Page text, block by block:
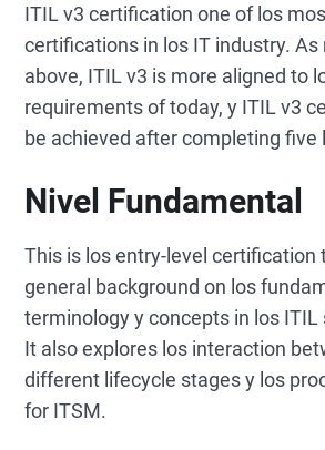
ITIL v3 certification one of los
certifications in los IT industry. As
above, ITIL v3 is more aligned to
requirements of today, y ITIL v3
be achieved after completing five
Nivel Fundamental
This is los entry-level certification
general background on los
terminology y concepts in los ITIL
It also explores los interaction
different lifecycle stages y los
for ITSM.